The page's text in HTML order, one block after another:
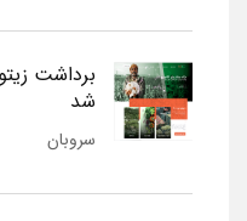
برداشت
شد
سروبان